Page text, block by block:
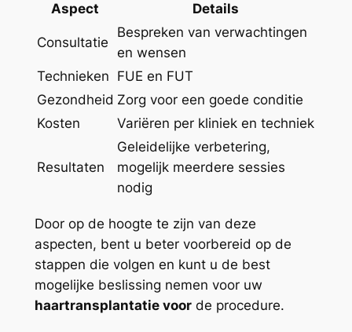
Aspect Details
Consultatie
Bespreken van verwachtingen
en wensen
Technieken FUE en FUT
Gezondheid Zorg voor een goede conditie
Kosten
Variëren per kliniek en techniek
Resultaten
Geleidelijke verbetering,
mogelijk meerdere sessies
nodig
Door op de hoogte te zijn van deze
aspecten, bent u beter voorbereid op de
stappen die volgen en kunt u de best
mogelijke beslissing nemen voor uw
haartransplantatie voorde procedure.